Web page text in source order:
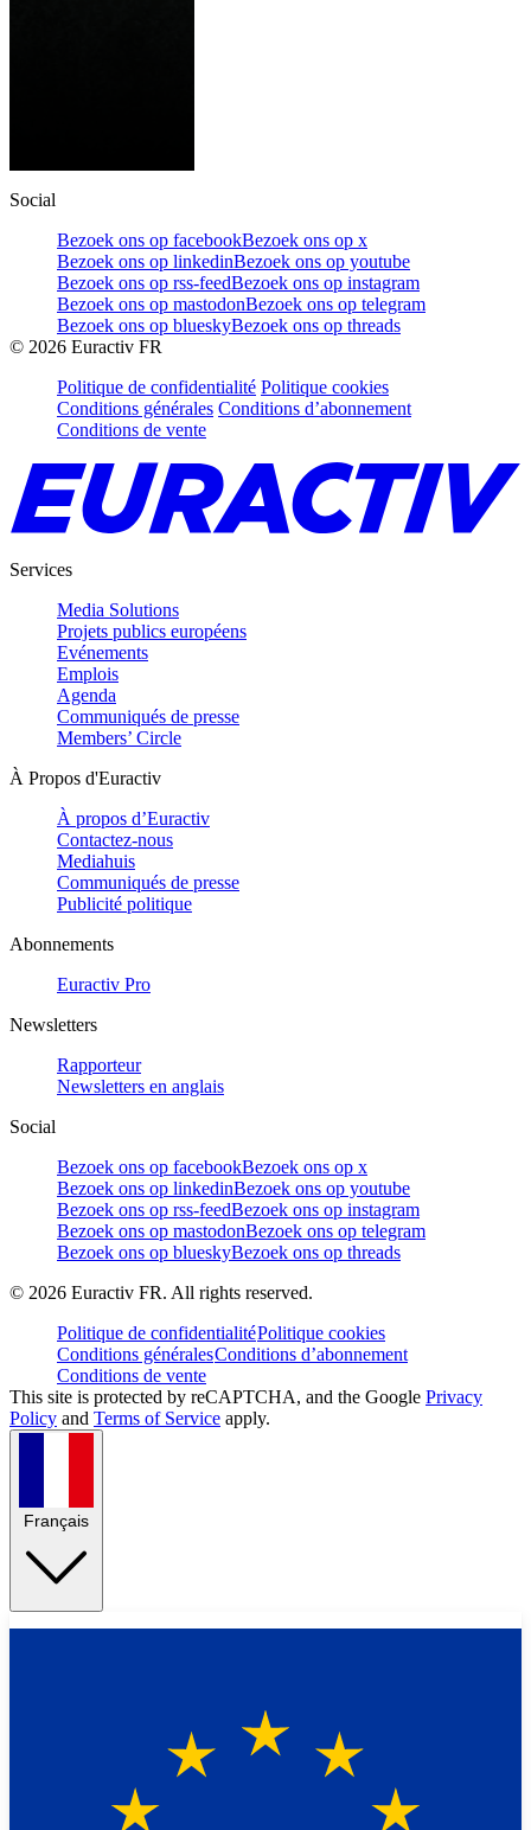
Social
Bezoek ons op facebookBezoek ons op x
Bezoek ons op linkedinBezoek ons op youtube
Bezoek ons op rss-feedBezoek ons op instagram
Bezoek ons op mastodonBezoek ons op telegram
Bezoek ons op blueskyBezoek ons op threads
© 2026 Euractiv FR
Politique de confidentialité Politique cookies
Conditions générales Conditions d’abonnement
Conditions de vente
Services
Media Solutions
Projets publics européens
Evénements
Emplois
Agenda
Communiqués de presse
Members’ Circle
À Propos d'Euractiv
À propos d’Euractiv
Contactez-nous
Mediahuis
Communiqués de presse
Publicité politique
Abonnements
Euractiv Pro
Newsletters
Rapporteur
Newsletters en anglais
Social
Bezoek ons op facebookBezoek ons op x
Bezoek ons op linkedinBezoek ons op youtube
Bezoek ons op rss-feedBezoek ons op instagram
Bezoek ons op mastodonBezoek ons op telegram
Bezoek ons op blueskyBezoek ons op threads
© 2026 Euractiv FR. All rights reserved.
Politique de confidentialitéPolitique cookies
Conditions généralesConditions d’abonnement
Conditions de vente
This site is protected by reCAPTCHA, and the Google Privacy
Policy and Terms of Service apply.
Français